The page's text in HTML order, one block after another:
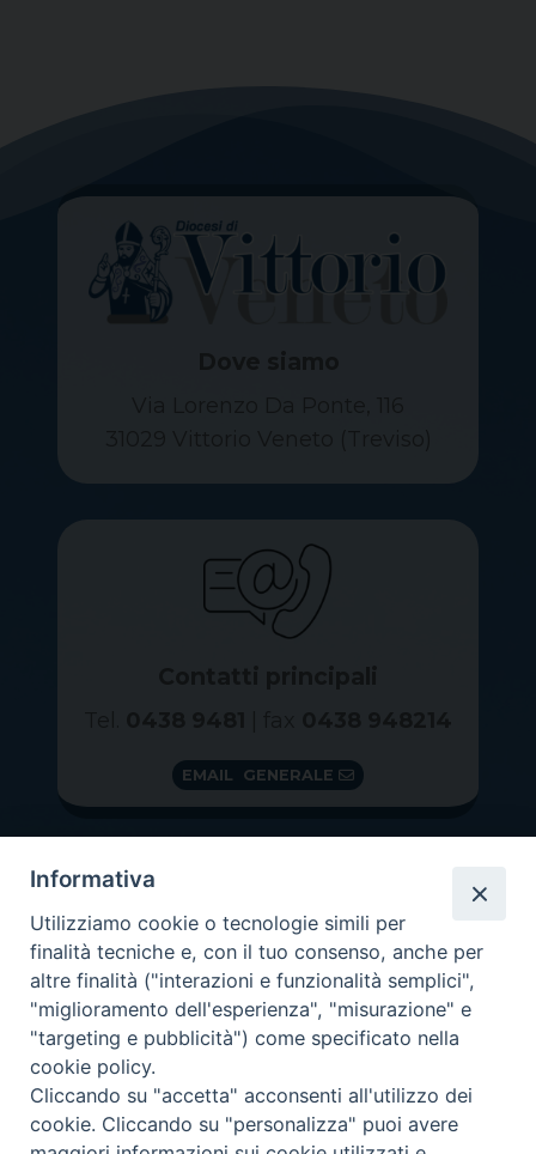
EMAIL GENERALE
GRAZIE PER IL TUO AIUTO
Insieme per la Diocesi
Informativa
Utilizziamo cookie o tecnologie simili per
finalità tecniche e, con il tuo consenso, anche per
altre finalità ("interazioni e funzionalità semplici",
"miglioramento dell'esperienza", "misurazione" e
"targeting e pubblicità") come specificato nella
cookie policy.
Cliccando su "accetta" acconsenti all'utilizzo dei
cookie. Cliccando su "personalizza" puoi avere